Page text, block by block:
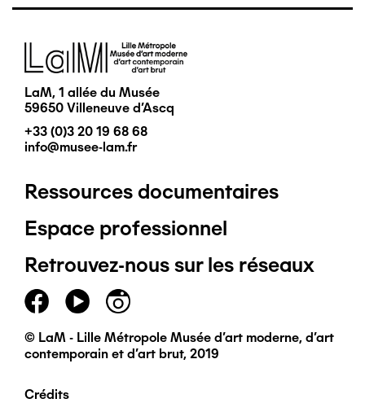
Image
LaM, 1 allée du Musée
59650 Villeneuve d'Ascq
+33 (0)3 20 19 68 68
info@musee-lam.fr
Pied
de
page
principal
Ressources documentaires
Espace professionnel
Retrouvez-nous sur les réseaux
© LaM - Lille Métropole Musée d'art moderne, d'art
contemporain et d'art brut, 2019
Crédits